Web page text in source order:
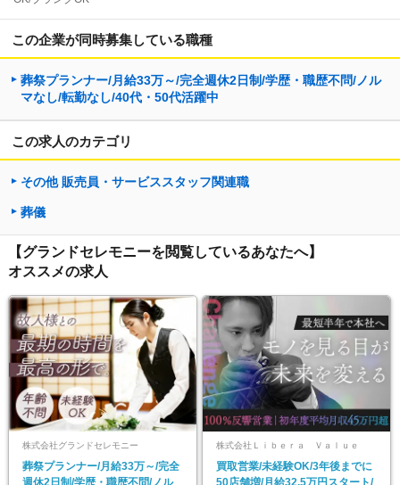
この企業が同時募集している職種
葬祭プランナー/月給33万～/完全週休2日制/学歴・職歴不問/ノル
マなし/転勤なし/40代・50代活躍中
この求人のカテゴリ
その他 販売員・サービススタッフ関連職
葬儀
【グランドセレモニーを閲覧しているあなたへ】
オススメの求人
株式会社グランドセレモニー
葬祭プランナー/月給33万～/完全
株式会社Ｌｉｂｅｒａ Ｖａｌｕｅ
買取営業/未経験OK/3年後までに